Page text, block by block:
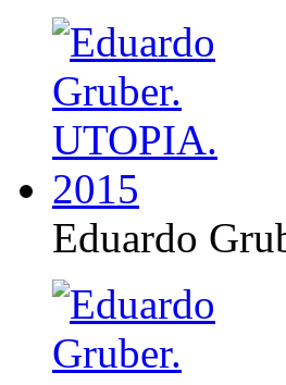
Eduardo